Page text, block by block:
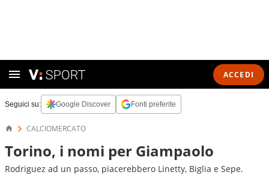
ACCEDI
Seguici su: Google Discover Fonti preferite
CALCIOMERCATO
Torino, i nomi per Giampaolo
Rodriguez ad un passo, piacerebbero Linetty, Biglia e Sepe.